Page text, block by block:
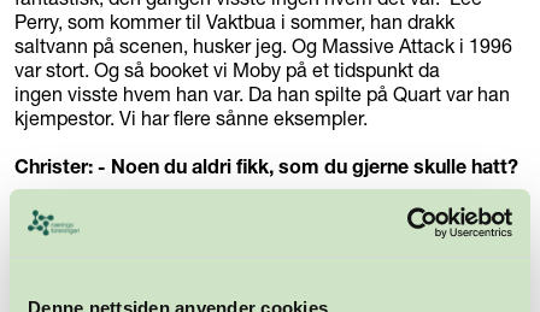
Denne nettsiden anvender cookies
Perry, som kommer til Vaktbua i sommer, han drakk
saltvann på scenen, husker jeg. Og Massive Attack i 1996
var stort. Og så booket vi Moby på et tidspunkt da
ingen visste hvem han var. Da han spilte på Quart var han
kjempestor. Vi har flere sånne eksempler.
Christer: - Noen du aldri fikk, som du gjerne skulle hatt?
Toffen: - Radiohead. Men de var altfor dyre. Halvannen
millioner euro. Det går ikke, det. Men sånn er det nå, de